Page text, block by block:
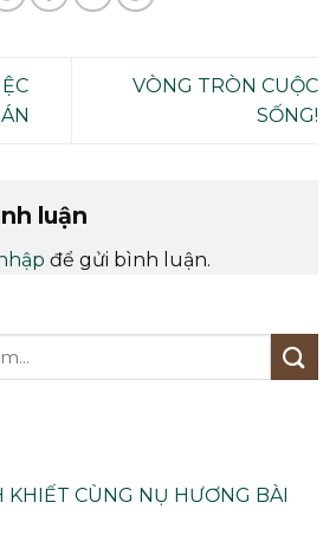
VÒNG TRÒN CUỘC
SỐNG!
luận
để gửi bình luận.
KHIẾT CÙNG NỤ HƯƠNG BÀI